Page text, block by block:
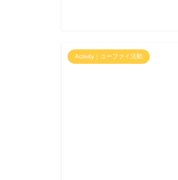
Activity｜ユーファイ活動